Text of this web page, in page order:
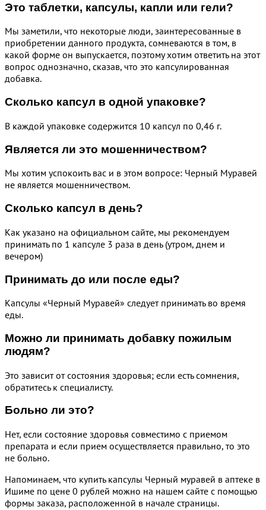
Это таблетки, капсулы, капли или гели?
Мы заметили, что некоторые люди, заинтересованные в
приобретении данного продукта, сомневаются в том, в
какой форме он выпускается, поэтому хотим ответить на этот
вопрос однозначно, сказав, что это капсулированная
добавка.
Сколько капсул в одной упаковке?
В каждой упаковке содержится 10 капсул по 0,46 г.
Является ли это мошенничеством?
Мы хотим успокоить вас и в этом вопросе: Черный Муравей
не является мошенничеством.
Сколько капсул в день?
Как указано на официальном сайте, мы рекомендуем
принимать по 1 капсуле 3 раза в день (утром, днем и
вечером)
Принимать до или после еды?
Капсулы «Черный Муравей» следует принимать во время
еды.
Можно ли принимать добавку пожилым
людям?
Это зависит от состояния здоровья; если есть сомнения,
обратитесь к специалисту.
Больно ли это?
Нет, если состояние здоровья совместимо с приемом
препарата и если прием осуществляется правильно, то это
не больно.
Напоминаем, что купить капсулы Черный муравей в аптеке в
Ишиме по цене 0 рублей можно на нашем сайте с помощью
формы заказа, расположенной в начале страницы.